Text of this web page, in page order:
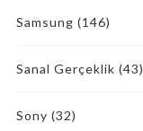
Samsung (146)
Sanal Gerçeklik (43)
Sony (32)